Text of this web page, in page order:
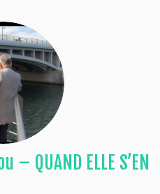
QUAND ELLE S’EN